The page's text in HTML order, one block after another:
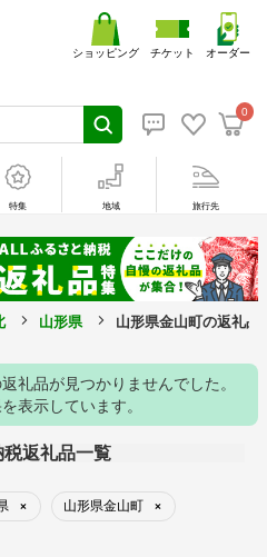
0
ショッピング チケット オーダー
特集 地域 旅行先
山形県 山形県金山町の返礼品
礼品が見つかりませんでした。
表示しています。
返礼品一覧
× 山形県金山町 ×